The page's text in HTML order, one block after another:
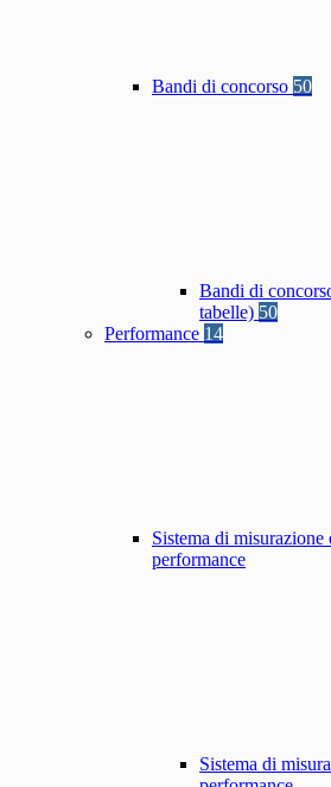
Bandi di concorso 50
Bandi di
tabelle) 50
Performance 14
Sistema di misurazione
performance
Sistema di